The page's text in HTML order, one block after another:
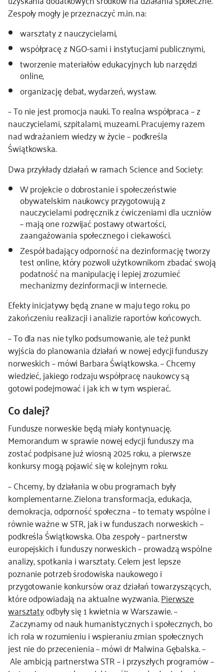
Zespoły mogły je przeznaczyć m.in. na:
warsztaty z nauczycielami,
współpracę z NGO-sami i instytucjami publicznymi,
tworzenie materiałów edukacyjnych lub narzędzi
online,
organizację debat, wydarzeń, wystaw.
– To nie jest promocja nauki. To realna współpraca – z
nauczycielami, szpitalami, muzeami. Pracujemy razem
nad wdrażaniem wiedzy w życie – podkreśla
Świątkowska.
Dwa przykłady działań w ramach Science and Society:
W projekcie o dobrostanie i społeczeństwie
obywatelskim naukowcy przygotowują z
nauczycielami podręcznik z ćwiczeniami dla uczniów
– mają one rozwijać postawy otwartości,
zaangażowania społecznego i ciekawości.
Zespół badający odporność na dezinformację tworzy
test online, który pozwoli użytkownikom zbadać swoją
podatność na manipulację i lepiej zrozumieć
mechanizmy dezinformacji w internecie.
Efekty inicjatywy będą znane w maju tego roku, po
zakończeniu realizacji i analizie raportów końcowych.
– To dla nas nie tylko podsumowanie, ale też punkt
wyjścia do planowania działań w nowej edycji funduszy
norweskich – mówi Barbara Świątkowska. – Chcemy
wiedzieć, jakiego rodzaju współpracę naukowcy są
gotowi podejmować i jak ich w tym wspierać.
Co dalej?
Fundusze norweskie będą miały kontynuację.
Memorandum w sprawie nowej edycji funduszy ma
zostać podpisane już wiosną 2025 roku, a pierwsze
konkursy mogą pojawić się w kolejnym roku.
– Chcemy, by działania w obu programach były
komplementarne. Zielona transformacja, edukacja,
demokracja, odporność społeczna – to tematy wspólne i
równie ważne w STR, jak i w funduszach norweskich –
podkreśla Świątkowska. Oba zespoły – partnerstw
europejskich i funduszy norweskich – prowadzą wspólne
analizy, spotkania i warsztaty. Celem jest lepsze
poznanie potrzeb środowiska naukowego i
przygotowanie konkursów oraz działań towarzyszących,
które odpowiadają na aktualne wyzwania.Pierwsze
warsztatyodbyły się 1 kwietnia w Warszawie. –
Zaczynamy od nauk humanistycznych i społecznych, bo
ich rola w rozumieniu i wspieraniu zmian społecznych
jest nie do przecenienia – mówi dr Malwina Gębalska. –
Ale ambicją partnerstwa STR – i przyszłych programów –